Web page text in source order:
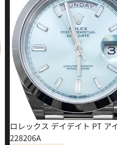
ロレックス デイデイト PT ア
228206A